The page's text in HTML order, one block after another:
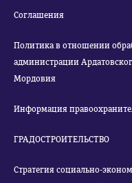
Соглашения
Политика в отношении
администрации
Мордовия
Информация
ГРАДОСТРОИТЕЛЬСТВО
Стратегия социально-